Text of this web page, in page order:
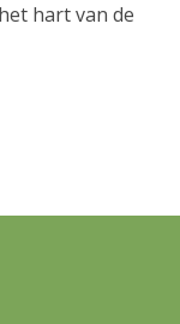
hart van de